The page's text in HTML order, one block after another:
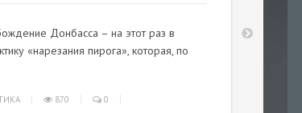
Донбасса – на этот раз в
«нарезания пирога», которая, по
870 0